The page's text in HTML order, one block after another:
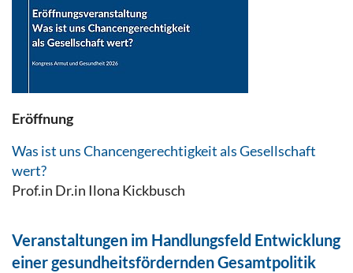
Eröffnung
Was ist uns Chancengerechtigkeit als Gesellschaft
wert?
Prof.in Dr.in Ilona Kickbusch
Veranstaltungen im Handlungsfeld Entwicklung
einer gesundheitsfördernden Gesamtpolitik